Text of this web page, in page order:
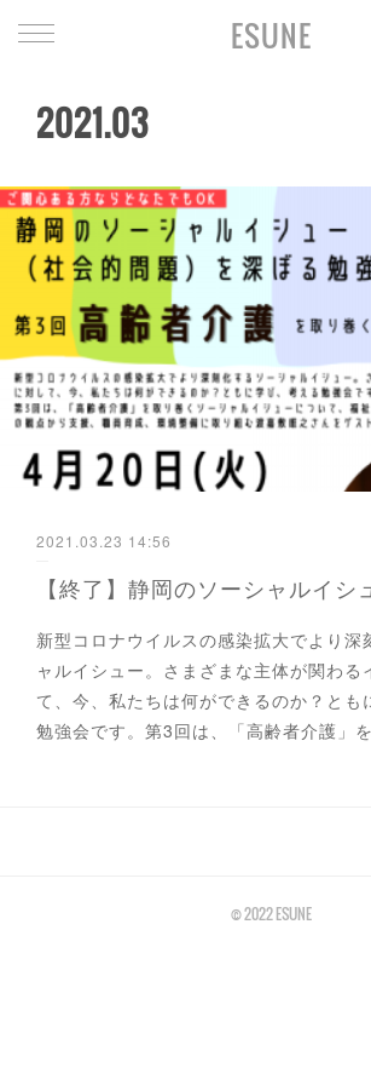
ESUNE
2021.03
2021.03.23 14:56
新型コロナウイルスの感染拡大でより深
ャルイシュー。さまざまな主体が関わる
て、今、私たちは何ができるのか？とも
勉強会です。第3回は、「高齢者介護」
©︎ 2022 ESUNE